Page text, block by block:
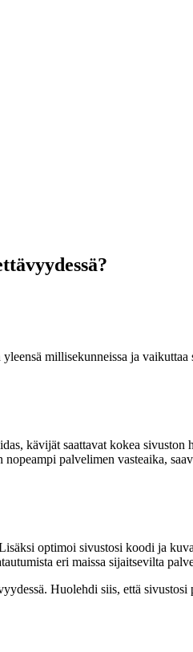
millisekunneissa ja
kävijät saattavat kokea
palvelimen vasteaika,
optimoi sivustosi koodi ja
eri maissa sijaitsevilta
Huolehdi siis, että